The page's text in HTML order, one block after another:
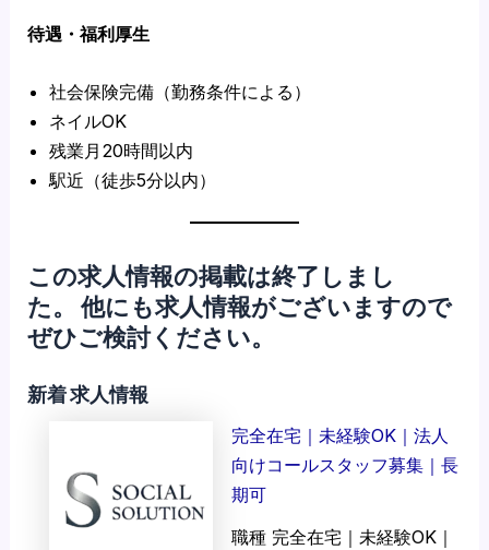
待遇・福利厚生
社会保険完備（勤務条件による）
ネイルOK
残業月20時間以内
駅近（徒歩5分以内）
この求人情報の掲載は終了しまし
た。 他にも求人情報がございますので
ぜひご検討ください。
新着 求人情報
完全在宅｜未経験OK｜法人
向けコールスタッフ募集｜長
期可
職種 完全在宅｜未経験OK｜